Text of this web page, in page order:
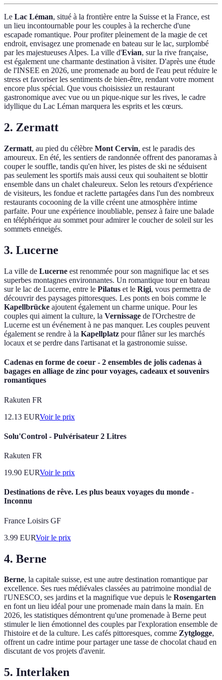
Le Lac Léman, situé à la frontière entre la Suisse et la France, est
un lieu incontournable pour les couples à la recherche d'une
escapade romantique. Pour profiter pleinement de la magie de cet
endroit, envisagez une promenade en bateau sur le lac, surplombé
par les majestueuses Alpes. La ville d'Evian, sur la rive française,
est également une charmante destination à visiter. D'après une étude
de l'INSEE en 2026, une promenade au bord de l'eau peut réduire le
stress et favoriser les sentiments de bien-être, rendant votre moment
encore plus spécial. Que vous choisissiez un restaurant
gastronomique avec vue ou un pique-nique sur les rives, le cadre
idyllique du Lac Léman marquera les esprits et les cœurs.
2. Zermatt
Zermatt, au pied du célèbre Mont Cervin, est le paradis des
amoureux. En été, les sentiers de randonnée offrent des panoramas à
couper le souffle, tandis qu'en hiver, les pistes de ski ne séduisent
pas seulement les sportifs mais aussi ceux qui souhaitent se blottir
ensemble dans un chalet chaleureux. Selon les retours d'expérience
de visiteurs, les fondue et raclette partagées dans l'un des nombreux
restaurants cocooning de la ville créent une atmosphère intime
parfaite. Pour une expérience inoubliable, pensez à faire une balade
en téléphérique au sommet pour admirer le coucher de soleil sur les
sommets enneigés.
3. Lucerne
La ville de Lucerne est renommée pour son magnifique lac et ses
superbes montagnes environnantes. Un romantique tour en bateau
sur le lac de Lucerne, entre le Pilatus et le Rigi, vous permettra de
découvrir des paysages pittoresques. Les ponts en bois comme le
Kapellbrücke ajoutent également un charme unique. Pour les
couples qui aiment la culture, la Vernissage de l'Orchestre de
Lucerne est un événement à ne pas manquer. Les couples peuvent
également se rendre à la Kapellplatz pour flâner sur les marchés
locaux et se perdre dans l'artisanat et la gastronomie suisse.
Cadenas en forme de coeur - 2 ensembles de jolis cadenas à
bagages en alliage de zinc pour voyages, cadeaux et souvenirs
romantiques
Rakuten FR
12.13 EURVoir le prix
Solu'Control - Pulvérisateur 2 Litres
Rakuten FR
19.90 EURVoir le prix
Destinations de rêve. Les plus beaux voyages du monde -
Inconnu
France Loisirs GF
3.99 EURVoir le prix
4. Berne
Berne, la capitale suisse, est une autre destination romantique par
excellence. Ses rues médiévales classées au patrimoine mondial de
l'UNESCO, ses jardins et la magnifique vue depuis le Rosengarten
en font un lieu idéal pour une promenade main dans la main. En
2026, les statistiques démontrent qu'une promenade à Berne peut
stimuler le lien émotionnel des couples par l'exploration ensemble de
l'histoire et de la culture. Les cafés pittoresques, comme Zytglogge,
offrent un cadre intime pour partager une tasse de chocolat chaud en
discutant de vos projets d'avenir.
5. Interlaken